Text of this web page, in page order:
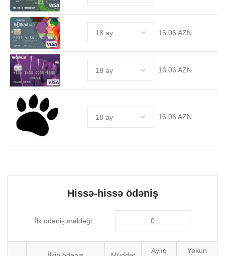
16.06 AZN
16.06 AZN
16.06 AZN
Hissə-hissə ödəniş
İlk ödəniş məbləği
Aylıq
Yekun